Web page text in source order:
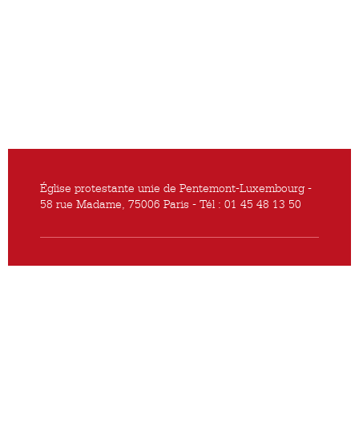
Église protestante unie de Pentemont-Luxembourg -
58 rue Madame, 75006 Paris - Tél : 01 45 48 13 50